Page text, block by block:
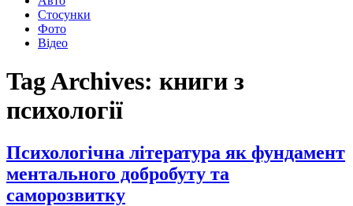
Стосунки
Фото
Відео
Tag Archives: книги з
психології
Психологічна література як фундамент
ментального добробуту та
саморозвитку